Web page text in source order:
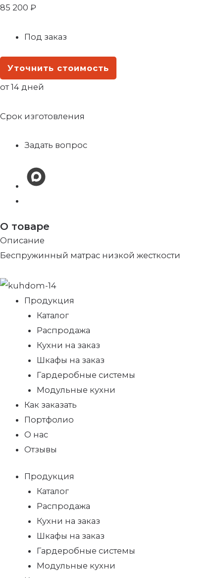
85 200 ₽
Под заказ
Уточнить стоимость
от 14 дней
Срок изготовления
Задать вопрос
О товаре
Описание
Беспружинный матрас низкой жесткости
Продукция
Каталог
Распродажа
Кухни на заказ
Шкафы на заказ
Гардеробные системы
Модульные кухни
Как заказать
Портфолио
О нас
Отзывы
Продукция
Каталог
Распродажа
Кухни на заказ
Шкафы на заказ
Гардеробные системы
Модульные кухни